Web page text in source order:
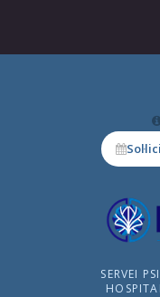
SERVEI